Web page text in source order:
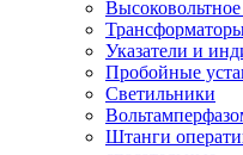
Указатели и
Пробойные
Светильники
Штанги